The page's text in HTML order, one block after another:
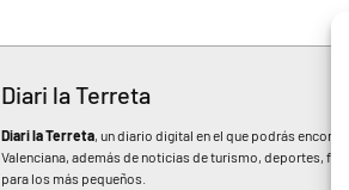
Diari la Terreta
Diari la Terreta, un diario digital en el que podrás
Valenciana, además de noticias de turismo, deportes,
para los más pequeños.